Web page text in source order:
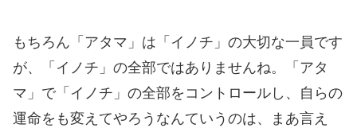
もちろん「アタマ」は「イノチ」の大切な一員です
が、「イノチ」の全部ではありませんね。「アタ
マ」で「イノチ」の全部をコントロールし、自らの
運命をも変えてやろうなんていうのは、まあ言え